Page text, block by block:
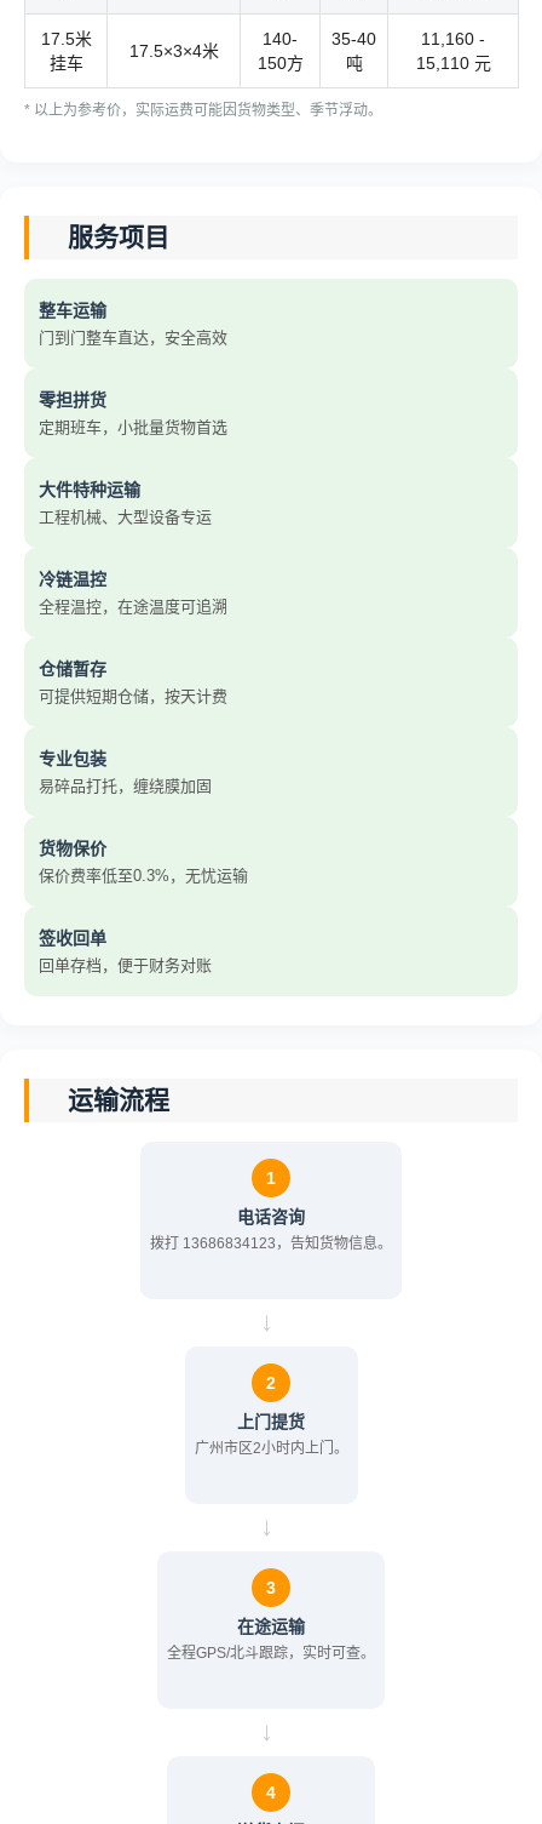
17.5米
挂车
17.5×3×4米
140-
150方
35-40
吨
11,160 -
15,110 元
* 以上为参考价，实际运费可能因货物类型、季节浮动。
服务项目
整车运输
门到门整车直达，安全高效
零担拼货
定期班车，小批量货物首选
大件特种运输
工程机械、大型设备专运
冷链温控
全程温控，在途温度可追溯
仓储暂存
可提供短期仓储，按天计费
专业包装
易碎品打托，缠绕膜加固
货物保价
保价费率低至0.3%，无忧运输
签收回单
回单存档，便于财务对账
运输流程
1
电话咨询
拨打 13686834123，告知货物信息。
→
2
上门提货
广州市区2小时内上门。
→
3
在途运输
全程GPS/北斗跟踪，实时可查。
→
4